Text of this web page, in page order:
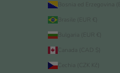
Bosnia ed Erzegovina
Brasile (EUR €)
Bulgaria (EUR €)
Canada (CAD $)
Cechia (CZK Kč)